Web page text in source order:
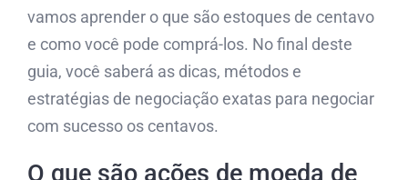
vamos aprender o que são estoques de centavo
e como você pode comprá-los. No final deste
guia, você saberá as dicas, métodos e
estratégias de negociação exatas para negociar
com sucesso os centavos.
O que são ações de moeda de